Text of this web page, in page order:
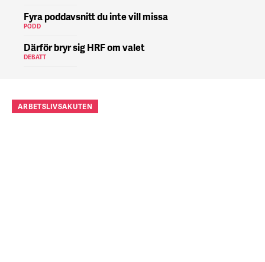
Fyra poddavsnitt du inte vill missa
PODD
Därför bryr sig HRF om valet
DEBATT
ARBETSLIVSAKUTEN